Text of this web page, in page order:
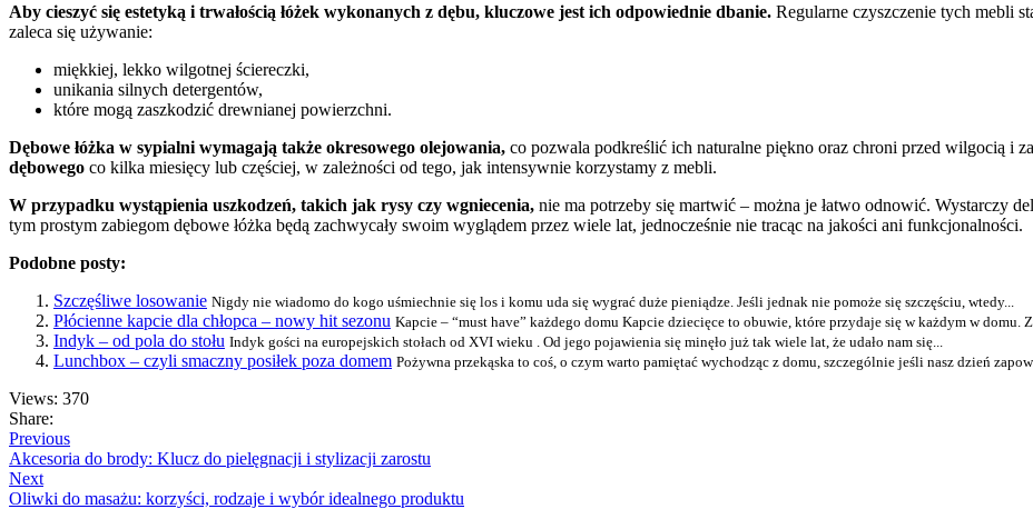
Aby cieszyć się estetyką i trwałością łóżek wykonanych z dębu, kluczowe jest ich odpowiednie dbanie. Regularne czyszczenie tych mebli
zaleca się używanie:
miękkiej, lekko wilgotnej ściereczki,
unikania silnych detergentów,
które mogą zaszkodzić drewnianej powierzchni.
Dębowe łóżka w sypialni wymagają także okresowego olejowania, co pozwala podkreślić ich naturalne piękno oraz chroni przed wilgocią i
dębowego co kilka miesięcy lub częściej, w zależności od tego, jak intensywnie korzystamy z mebli.
W przypadku wystąpienia uszkodzeń, takich jak rysy czy wgniecenia, nie ma potrzeby się martwić – można je łatwo odnowić. Wystarczy
tym prostym zabiegom dębowe łóżka będą zachwycały swoim wyglądem przez wiele lat, jednocześnie nie tracąc na jakości ani funkcjonalności.
Podobne posty:
Szczęśliwe losowanie Nigdy nie wiadomo do kogo uśmiechnie się los i komu uda się wygrać duże pieniądze. Jeśli jednak nie pomoże się szczęściu, wtedy...
Płócienne kapcie dla chłopca – nowy hit sezonu Kapcie – “must have” każdego domu Kapcie dziecięce to obuwie, które przydaje się w każdym w domu.
Indyk – od pola do stołu Indyk gości na europejskich stołach od XVI wieku . Od jego pojawienia się minęło już tak wiele lat, że udało nam się...
Lunchbox – czyli smaczny posiłek poza domem Pożywna przekąska to coś, o czym warto pamiętać wychodząc z domu, szczególnie jeśli nasz dzień
Views: 370
Share:
Previous
Akcesoria do brody: Klucz do pielęgnacji i stylizacji zarostu
Next
Oliwki do masażu: korzyści, rodzaje i wybór idealnego produktu